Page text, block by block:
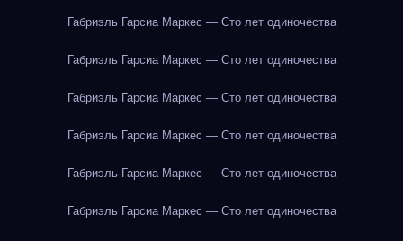
Габриэль Гарсиа Маркес — Сто лет одиночества
Габриэль Гарсиа Маркес — Сто лет одиночества
Габриэль Гарсиа Маркес — Сто лет одиночества
Габриэль Гарсиа Маркес — Сто лет одиночества
Габриэль Гарсиа Маркес — Сто лет одиночества
Габриэль Гарсиа Маркес — Сто лет одиночества